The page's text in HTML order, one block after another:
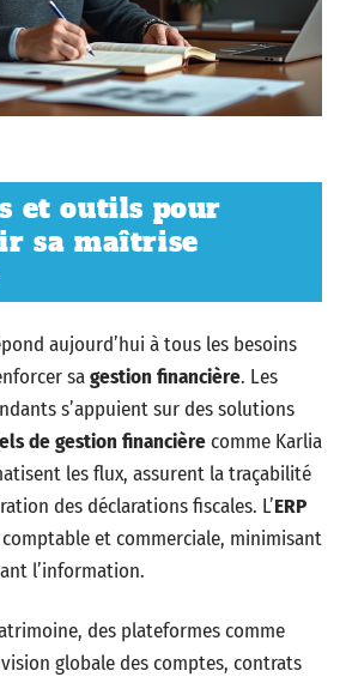
et outils pour
sa maîtrise
aujourd’hui à tous les besoins
sagestion financière. Les
s’appuient sur des solutions
de gestion financièrecomme Karlia
les flux, assurent la traçabilité
des déclarations fiscales. L’ERP
et commerciale, minimisant
l’information.
des plateformes comme
globale des comptes, contrats